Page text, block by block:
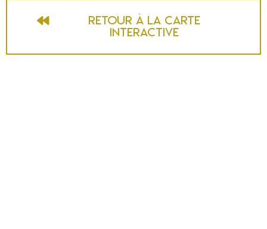
Retour à la carte
interactive